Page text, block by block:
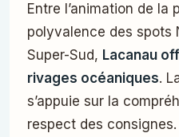
Entre l’animation de la
polyvalence des spots
Super-Sud, Lacanau
rivages océaniques.
s’appuie sur la
respect des